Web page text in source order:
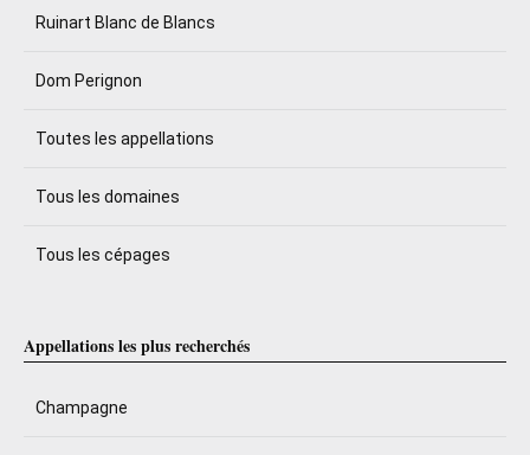
Ruinart Blanc de Blancs
Dom Perignon
Toutes les appellations
Tous les domaines
Tous les cépages
Appellations les plus recherchés
Champagne